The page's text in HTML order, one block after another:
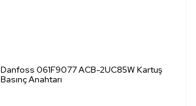
Danfoss 061F9077 ACB-2UC85W Kartuş
Basınç Anahtarı